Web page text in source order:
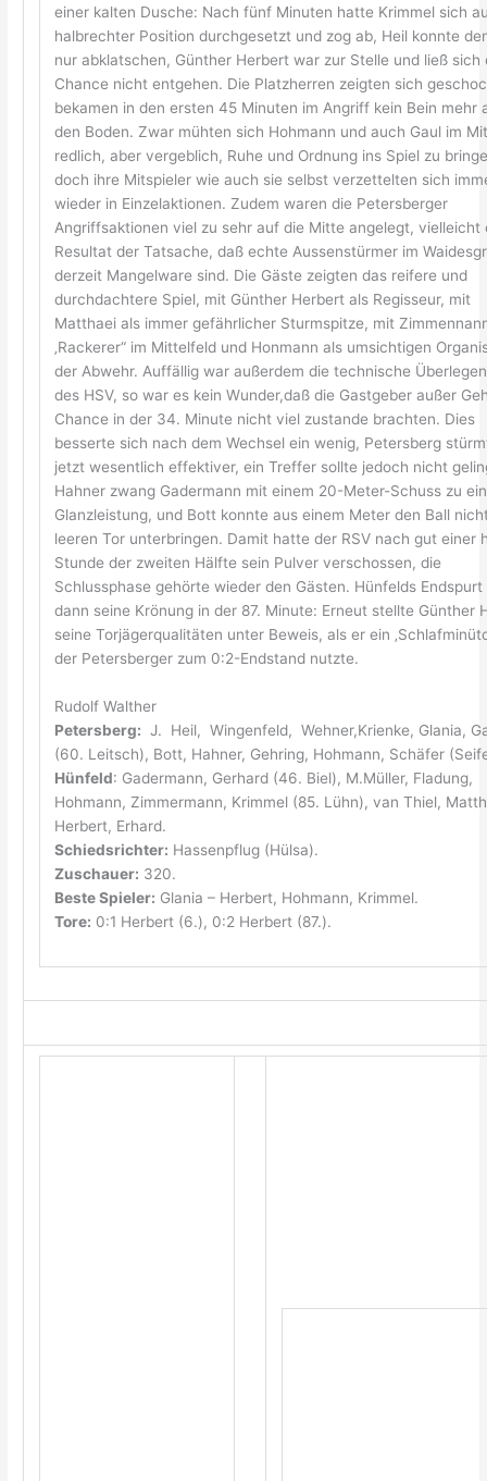
einer kalten Dusche: Nach fünf Minuten hatte Krimmel sich
halbrechter Position durchgesetzt und zog ab, Heil konnte
nur abklatschen, Günther Herbert war zur Stelle und ließ sich
Chance nicht entgehen. Die Platzherren zeigten sich
bekamen in den ersten 45 Minuten im Angriff kein Bein mehr
den Boden. Zwar mühten sich Hohmann und auch Gaul im
redlich, aber vergeblich, Ruhe und Ordnung ins Spiel zu
doch ihre Mitspieler wie auch sie selbst verzettelten sich
wieder in Einzelaktionen. Zudem waren die Petersberger
Angriffsaktionen viel zu sehr auf die Mitte angelegt, vielleicht
Resultat der Tatsache, daß echte Aussenstürmer im
derzeit Mangelware sind. Die Gäste zeigten das reifere und
durchdachtere Spiel, mit Günther Herbert als Regisseur, mit
Matthaei als immer gefährlicher Sturmspitze, mit
‚Rackerer“ im Mittelfeld und Honmann als umsichtigen
der Abwehr. Auffällig war außerdem die technische
des HSV, so war es kein Wunder,daß die Gastgeber außer
Chance in der 34. Minute nicht viel zustande brachten. Dies
besserte sich nach dem Wechsel ein wenig, Petersberg
jetzt wesentlich effektiver, ein Treffer sollte jedoch nicht
Hahner zwang Gadermann mit einem 20-Meter-Schuss zu
Glanzleistung, und Bott konnte aus einem Meter den Ball
leeren Tor unterbringen. Damit hatte der RSV nach gut einer
Stunde der zweiten Hälfte sein Pulver verschossen, die
Schlussphase gehörte wieder den Gästen. Hünfelds
dann seine Krönung in der 87. Minute: Erneut stellte Günther
seine Torjägerqualitäten unter Beweis, als er ein
der Petersberger zum 0:2-Endstand nutzte.
Rudolf Walther
Petersberg: J. Heil, Wingenfeld, Wehner,Krienke, Glania,
(60. Leitsch), Bott, Hahner, Gehring, Hohmann, Schäfer
Hünfeld: Gadermann, Gerhard (46. Biel), M.Müller, Fladung,
Hohmann, Zimmermann, Krimmel (85. Lühn), van Thiel,
Herbert, Erhard.
Schiedsrichter: Hassenpflug (Hülsa).
Zuschauer: 320.
Beste Spieler: Glania – Herbert, Hohmann, Krimmel.
Tore: 0:1 Herbert (6.), 0:2 Herbert (87.).